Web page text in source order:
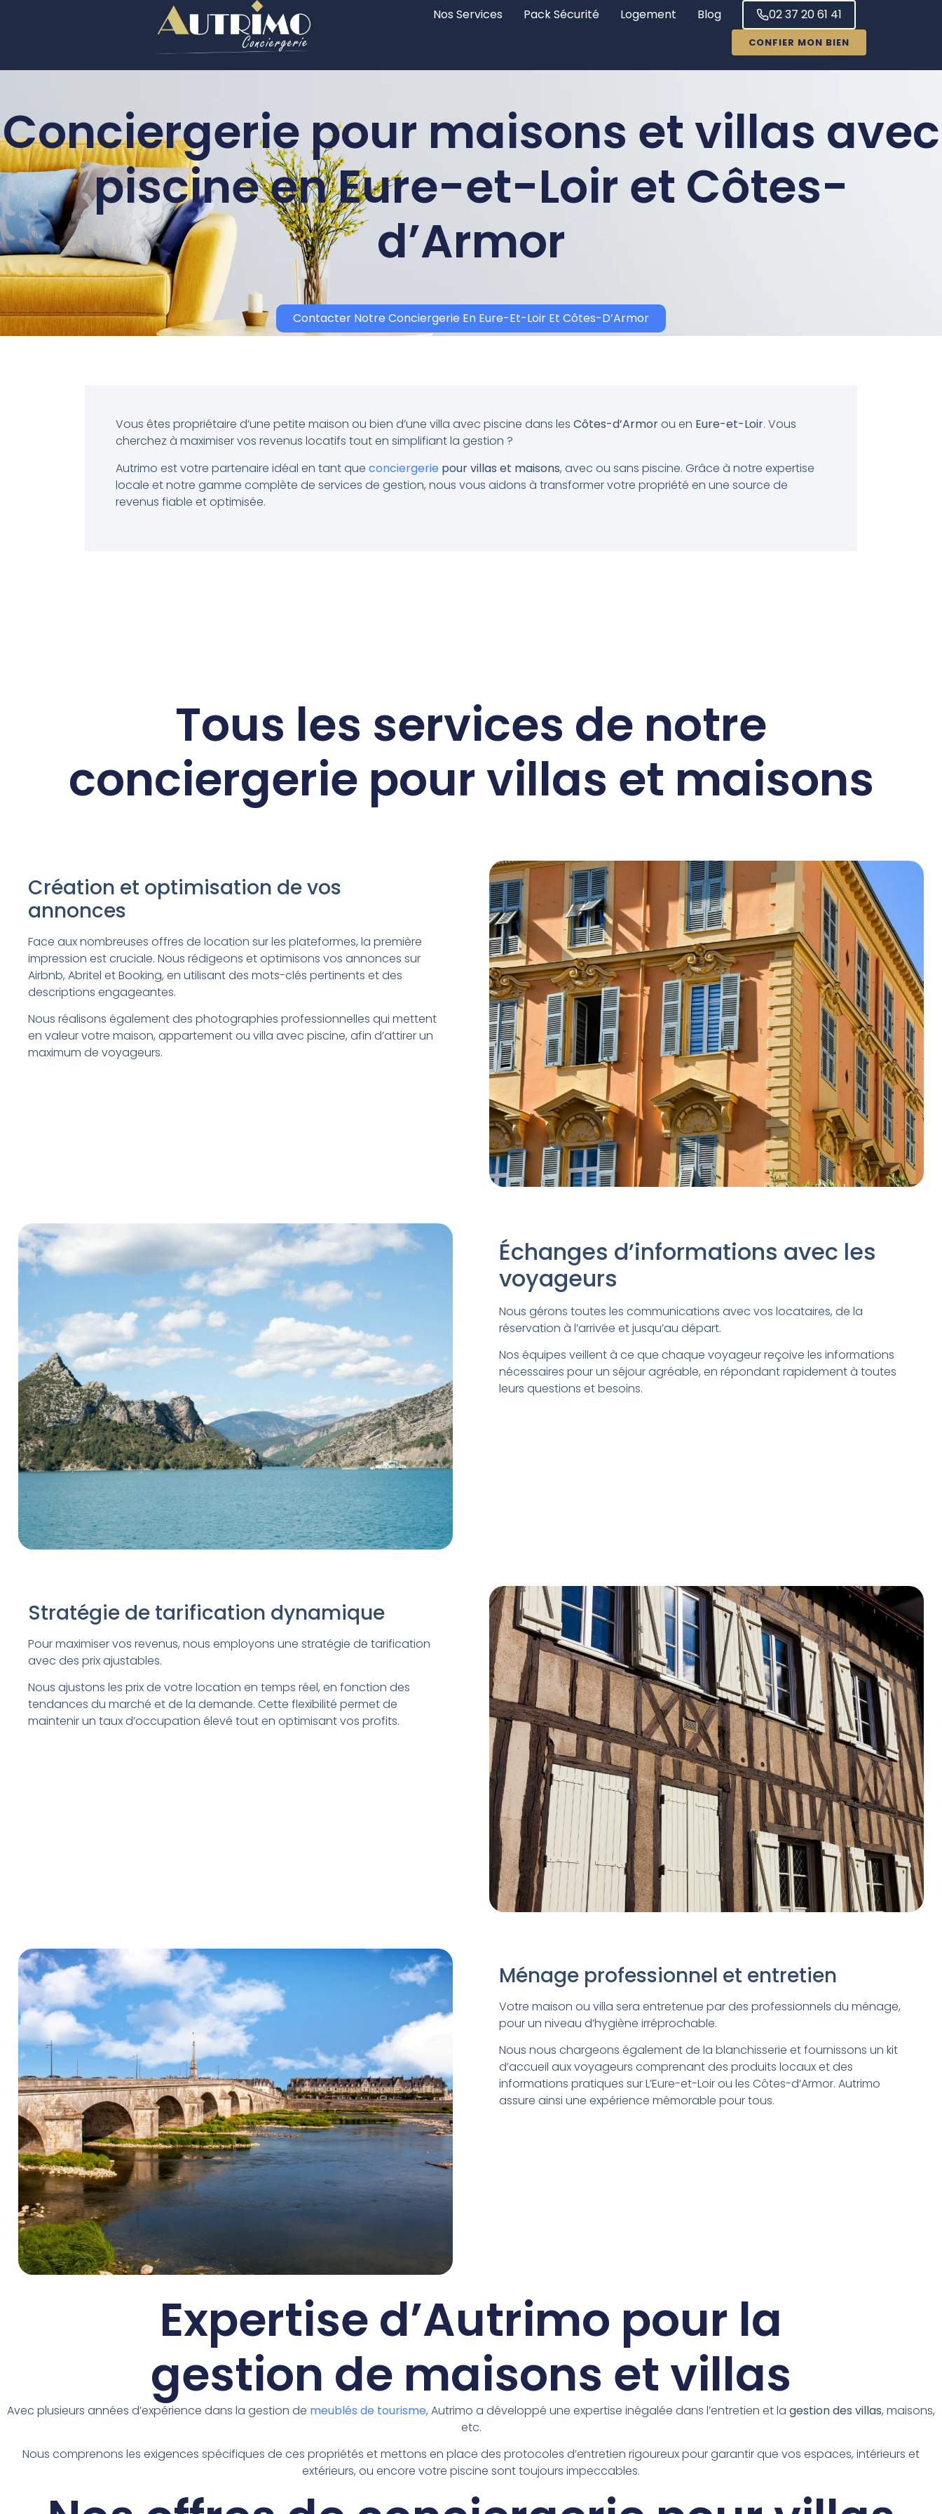
Nos Services Pack Sécurité Logement Blog 02 37 20 61 41
CONFIER MON BIEN
Conciergerie pour maisons et villas avec
piscine en Eure-et-Loir et Côtes-
d’Armor​
Contacter Notre Conciergerie En Eure-Et-Loir Et Côtes-D’Armor
Vous êtes propriétaire d’une petite maison ou bien d’une villa avec piscine dans lesCôtes-d’Armorou en Eure-et-Loir. Vous
cherchez à maximiser vos revenus locatifs tout en simplifiant la gestion ?
Autrimo est votre partenaire idéal en tant queconciergerie pour villas et maisons, avec ou sans piscine. Grâce à notre expertise
locale et notre gamme complète de services de gestion, nous vous aidons à transformer votre propriété en une source de
revenus fiable et optimisée.
Tous les services de notre
conciergerie pour villas et maisons
Création et optimisation de vos
annonces
Face aux nombreuses offres de location sur les plateformes, la première
impression est cruciale. Nous rédigeons et optimisons vos annonces sur
Airbnb, Abritel et Booking, en utilisant des mots-clés pertinents et des
descriptions engageantes.
Nous réalisons également des photographies professionnelles qui mettent
en valeur votre maison, appartement ou villa avec piscine, afin d’attirer un
maximum de voyageurs.
Échanges d’informations avec les
voyageurs
Nous gérons toutes les communications avec vos locataires, de la
réservation à l’arrivée et jusqu’au départ.
Nos équipes veillent à ce que chaque voyageur reçoive les informations
nécessaires pour un séjour agréable, en répondant rapidement à toutes
leurs questions et besoins.
Stratégie de tarification dynamique
Pour maximiser vos revenus, nous employons une stratégie de tarification
avec des prix ajustables.
Nous ajustons les prix de votre location en temps réel, en fonction des
tendances du marché et de la demande. Cette flexibilité permet de
maintenir un taux d’occupation élevé tout en optimisant vos profits.
Ménage professionnel et entretien
Votre maison ou villa sera entretenue par des professionnels du ménage,
pour un niveau d’hygiène irréprochable.
Nous nous chargeons également de la blanchisserie et fournissons un kit
d’accueil aux voyageurs comprenant des produits locaux et des
informations pratiques sur L’Eure-et-Loir ou les Côtes-d’Armor. Autrimo
assure ainsi une expérience mémorable pour tous.
Expertise d’Autrimo pour la
gestion de maisons et villas
Avec plusieurs années d’expérience dans la gestion de meublés de tourisme, Autrimo a développé une expertise inégalée dans l’entretien et la gestion des villas, maisons,
etc.
Nous comprenons les exigences spécifiques de ces propriétés et mettons en place des protocoles d’entretien rigoureux pour garantir que vos espaces, intérieurs et
extérieurs, ou encore votre piscine sont toujours impeccables.